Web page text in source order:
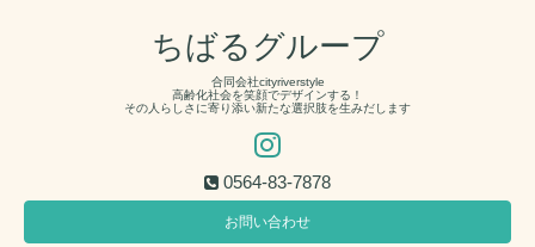
ちばるグループ
合同会社cityriverstyle
高齢化社会を笑顔でデザインする！
その人らしさに寄り添い新たな選択肢を生みだします
0564-83-7878
お問い合わせ